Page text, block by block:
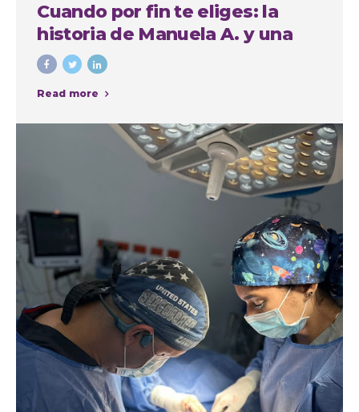
Cuando por fin te eliges: la
historia de Manuela A. y una
experiencia cuidada de
principio a fin
Read more